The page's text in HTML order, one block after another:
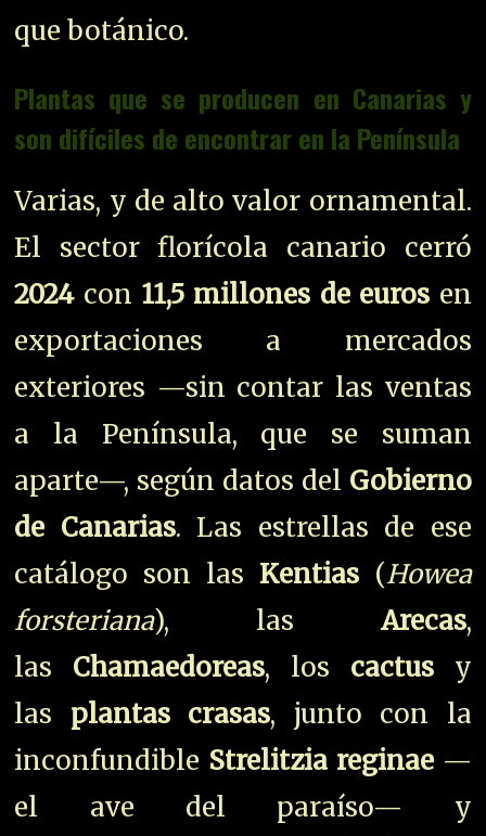
que botánico.
Plantas que se producen en Canarias y
son difíciles de encontrar en la Península
Varias, y de alto valor ornamental.
El sector florícola canario cerró
2024con 11,5 millones de euros en
exportaciones a mercados
exteriores —sin contar las ventas
a la Península, que se suman
aparte—, según datos del Gobierno
de Canarias. Las estrellas de ese
catálogo son las Kentias(Howea
forsteriana), las Arecas,
las Chamaedoreas, los cactusy
las plantas crasas, junto con la
inconfundible Strelitzia reginae—
el ave del paraíso— y